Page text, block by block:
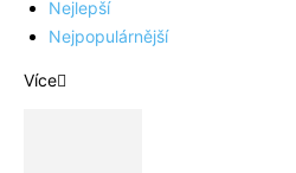
Nejlepší
Nejpopulárnější
Více